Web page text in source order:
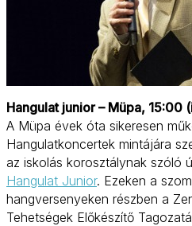
Hangulat junior – Müpa, 15:00
A Müpa évek óta sikeresen
Hangulatkoncertek mintájára
az iskolás korosztálynak szóló
Hangulat Junior. Ezeken a
hangversenyeken részben a
Tehetségek Előkészítő